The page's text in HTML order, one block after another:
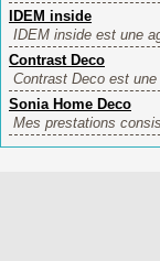
IDEM inside
IDEM inside est une
Contrast Deco
Contrast Deco est
Sonia Home Deco
Mes prestations